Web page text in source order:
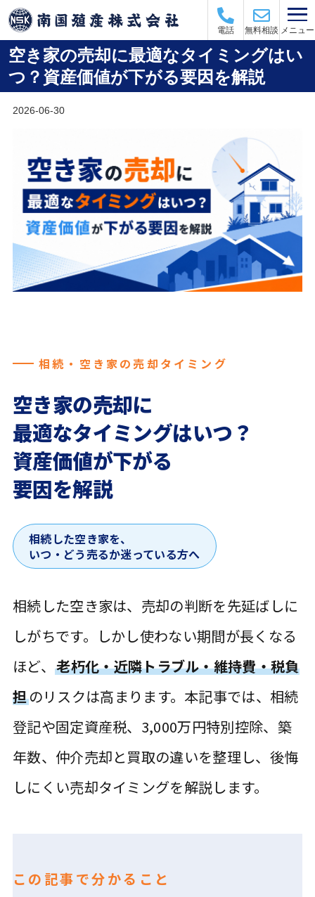
電話 無料相談 メニュー
空き家の売却に最適なタイミングはい
つ？資産価値が下がる要因を解説
2026-06-30
相続・空き家の売却タイミング
空き家の売却に
最適なタイミングはいつ？
資産価値が下がる
要因を解説
相続した空き家を、
いつ・どう売るか迷っている方へ
相続した空き家は、売却の判断を先延ばしに
しがちです。しかし使わない期間が長くなる
ほど、 老朽化・近隣トラブル・維持費・税負
担のリスクは高まります。本記事では、相続
登記や固定資産税、 3,000万円特別控除、築
年数、仲介売却と買取の違いを整理し、後悔
しにくい売却タイミングを解説します。
この記事で分かること